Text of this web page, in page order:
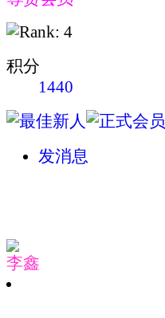
积分
1440
发消息
李鑫